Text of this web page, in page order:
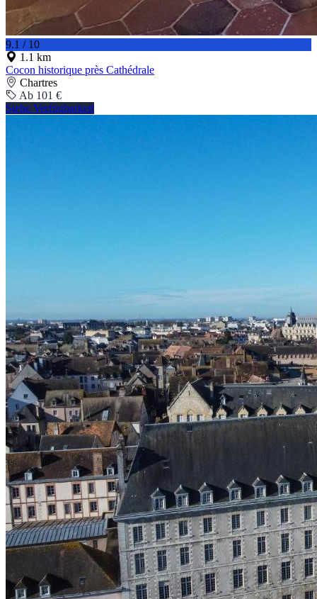
9.1 / 10
1.1 km
Cocon historique près Cathédrale
Chartres
Ab 101 €
Siehe Verfügbarkeit